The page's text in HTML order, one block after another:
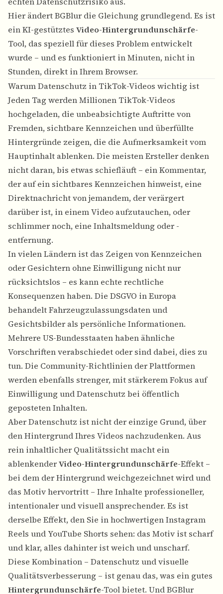
Hier ändert BGBlur die Gleichung grundlegend. Es ist
ein KI-gestütztes Video-Hintergrundunschärfe-
Tool, das speziell für dieses Problem entwickelt
wurde – und es funktioniert in Minuten, nicht in
Stunden, direkt in Ihrem Browser.
Warum Datenschutz in TikTok-Videos wichtig ist
Jeden Tag werden Millionen TikTok-Videos
hochgeladen, die unbeabsichtigte Auftritte von
Fremden, sichtbare Kennzeichenund überfüllte
Hintergründe zeigen, die die Aufmerksamkeit vom
Hauptinhalt ablenken. Die meisten Ersteller denken
nicht daran, bis etwas schiefläuft – ein Kommentar,
der auf ein sichtbares Kennzeichen hinweist, eine
Direktnachricht von jemandem, der verärgert
darüber ist, in einem Video aufzutauchen, oder
schlimmer noch, eine Inhaltsmeldung oder -
entfernung.
In vielen Ländern ist das Zeigen von Kennzeichen
oder Gesichtern ohne Einwilligung nicht nur
rücksichtslos – es kann echte rechtliche
Konsequenzen haben. Die DSGVO in Europa
behandelt Fahrzeugzulassungsdaten und
Gesichtsbilder als persönliche Informationen.
Mehrere US-Bundesstaaten haben ähnliche
Vorschriften verabschiedet oder sind dabei, dies zu
tun. Die Community-Richtlinien der Plattformen
werden ebenfalls strenger, mit stärkerem Fokus auf
Einwilligung und Datenschutz bei öffentlich
geposteten Inhalten.
Aber Datenschutz ist nicht der einzige Grund, über
den Hintergrund Ihres Videos nachzudenken. Aus
rein inhaltlicher Qualitätssicht macht ein
ablenkenderVideo-Hintergrundunschärfe-Effekt –
bei dem der Hintergrund weichgezeichnet wird und
das Motiv hervortritt – Ihre Inhalte professioneller,
intentionaler und visuell ansprechender. Es ist
derselbe Effekt, den Sie in hochwertigen Instagram
Reels und YouTube Shorts sehen: das Motiv ist scharf
und klar, alles dahinter ist weich und unscharf.
Diese Kombination – Datenschutz und visuelle
Qualitätsverbesserung – ist genau das, was ein gutes
Hintergrundunschärfe-Tool bietet. Und BGBlur